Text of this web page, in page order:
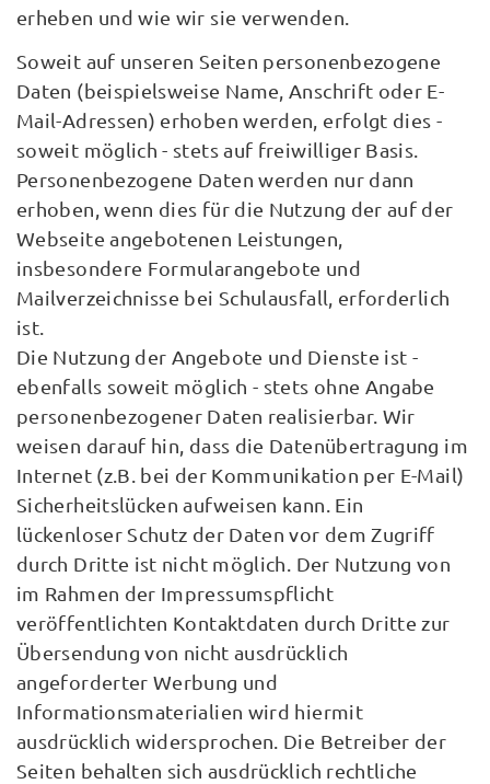
erheben und wie wir sie verwenden.
Soweit auf unseren Seiten personenbezogene
Daten (beispielsweise Name, Anschrift oder E-
Mail-Adressen) erhoben werden, erfolgt dies -
soweit möglich - stets auf freiwilliger Basis.
Personenbezogene Daten werden nur dann
erhoben, wenn dies für die Nutzung der auf der
Webseite angebotenen Leistungen,
insbesondere Formularangebote und
Mailverzeichnisse bei Schulausfall, erforderlich
ist.
Die Nutzung der Angebote und Dienste ist -
ebenfalls soweit möglich - stets ohne Angabe
personenbezogener Daten realisierbar. Wir
weisen darauf hin, dass die Datenübertragung im
Internet (z.B. bei der Kommunikation per E-Mail)
Sicherheitslücken aufweisen kann. Ein
lückenloser Schutz der Daten vor dem Zugriff
durch Dritte ist nicht möglich. Der Nutzung von
im Rahmen der Impressumspflicht
veröffentlichten Kontaktdaten durch Dritte zur
Übersendung von nicht ausdrücklich
angeforderter Werbung und
Informationsmaterialien wird hiermit
ausdrücklich widersprochen. Die Betreiber der
Seiten behalten sich ausdrücklich rechtliche